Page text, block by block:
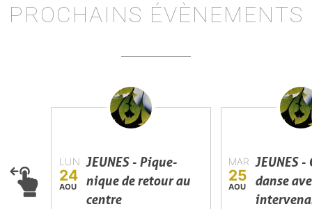
PROCHAINS ÉVÈNEMENTS
LUN
24
AOU
JEUNES - Pique-
nique de retour au
centre
MAR
25
AOU
JEUNES -
danse